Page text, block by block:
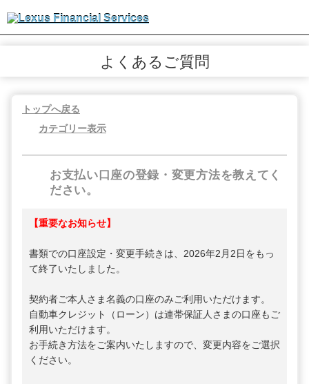
よくあるご質問
トップへ戻る
カテゴリー表示
お支払い口座の登録・変更方法を教えてく
ださい。
【重要なお知らせ】
書類での口座設定・変更手続きは、2026年2月2日をもっ
て終了いたしました。
契約者ご本人さま名義の口座のみご利用いただけます。
自動車クレジット（ローン）は連帯保証人さまの口座もご
利用いただけます。
お手続き方法をご案内いたしますので、変更内容をご選択
ください。